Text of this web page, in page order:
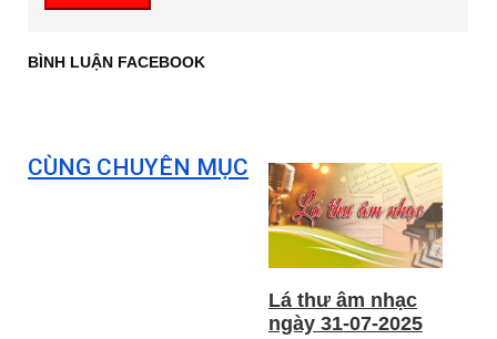
BÌNH LUẬN FACEBOOK
CÙNG CHUYÊN MỤC
Lá thư âm nhạc
ngày 31-07-2025